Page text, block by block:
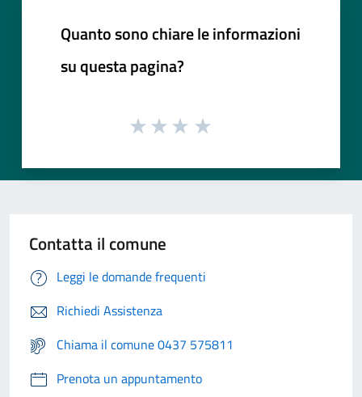
Quanto sono chiare le informazioni
su questa pagina?
Contatta il comune
Leggi le domande frequenti
Richiedi Assistenza
Chiama il comune 0437 575811
Prenota un appuntamento